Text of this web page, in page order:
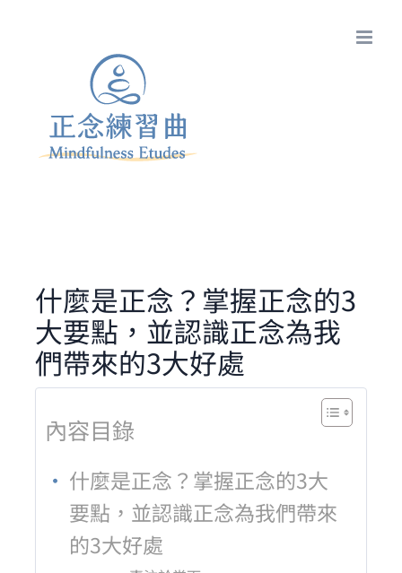
什麼是正念？掌握正念的3
大要點，並認識正念為我
們帶來的3大好處
內容目錄
什麼是正念？掌握正念的3大
要點，並認識正念為我們帶來
的3大好處